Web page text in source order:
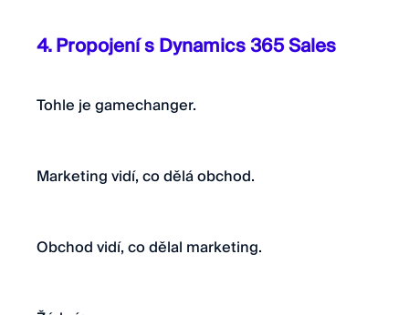
4. Propojení s Dynamics 365 Sales
Tohle je gamechanger.
Marketing vidí, co dělá obchod.
Obchod vidí, co dělal marketing.